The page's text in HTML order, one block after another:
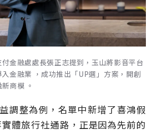
金融處處長張正志提到，玉山將影音平台
金融業 ，成功推出「UP選」方案，開創
商模 。
調整為例，名單中新增了喜鴻假
體旅行社通路，正是因為先前的